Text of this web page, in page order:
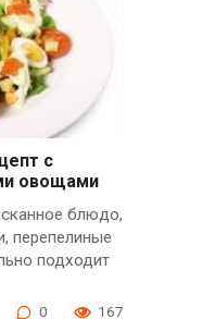
с
овощами
блюдо,
перепелиные
подходит
0 167